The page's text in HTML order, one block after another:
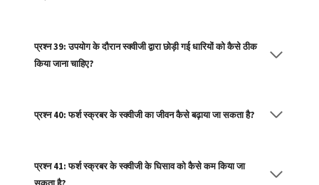
प्रश्न 39: उपयोग के दौरान स्क्वीजी द्वारा छोड़ी गई धारियों को कैसे ठीक
किया जाना चाहिए?
प्रश्न 40: फर्श स्क्रबर के स्क्वीजी का जीवन कैसे बढ़ाया जा सकता है?
प्रश्न 41: फर्श स्क्रबर के स्क्वीजी के घिसाव को कैसे कम किया जा